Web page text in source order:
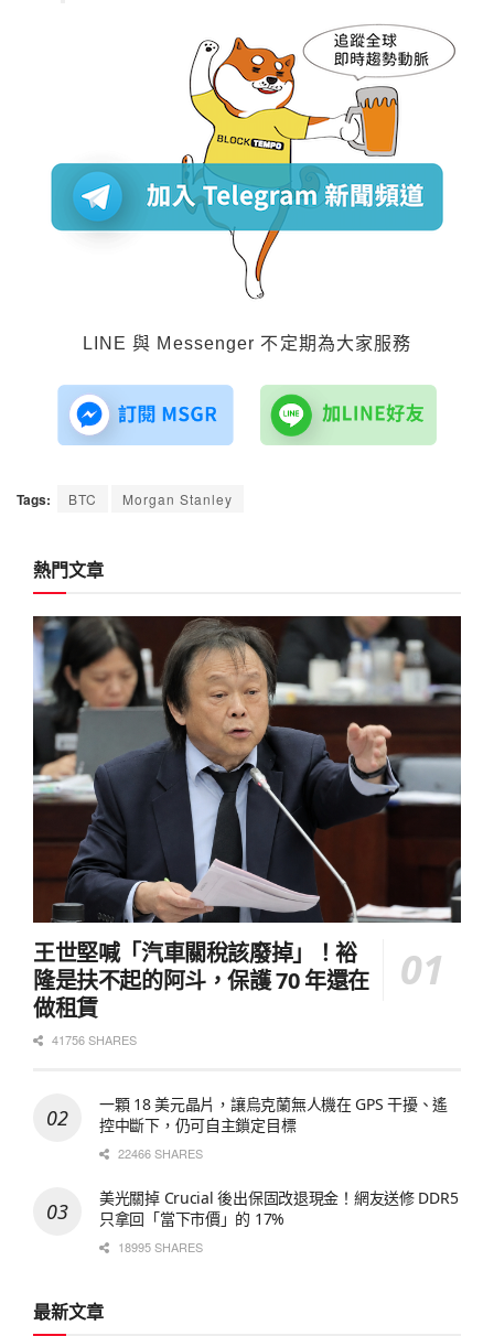
LINE 與 Messenger 不定期為大家服務
Tags: BTC Morgan Stanley
熱門文章
王世堅喊「汽車關稅該廢掉」！裕
隆是扶不起的阿斗，保護 70 年還在
做租賃
41756 SHARES
一顆 18 美元晶片，讓烏克蘭無人機在 GPS 干擾、遙
控中斷下，仍可自主鎖定目標
22466 SHARES
美光關掉 Crucial 後出保固改退現金！網友送修 DDR5
只拿回「當下市價」的 17%
18995 SHARES
最新文章